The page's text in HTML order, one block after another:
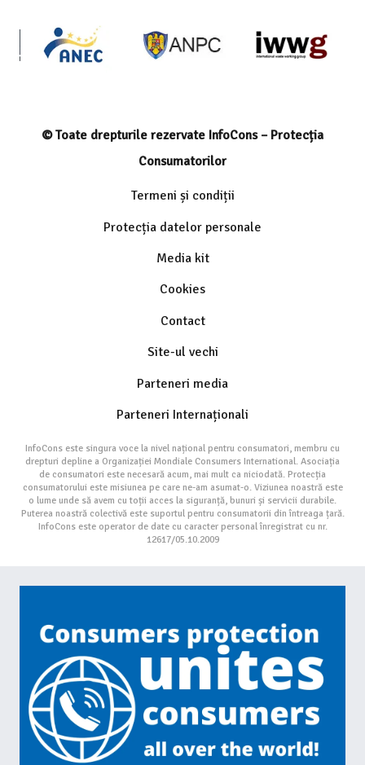
© Toate drepturile rezervate InfoCons – Protecția
Consumatorilor
Termeni și condiții
Protecția datelor personale
Media kit
Cookies
Contact
Site-ul vechi
Parteneri media
Parteneri Internaționali
InfoCons este singura voce la nivel național pentru consumatori, membru cu
drepturi depline a Organizației Mondiale Consumers International. Asociația
de consumatori este necesară acum, mai mult ca niciodată. Protecția
consumatorului este misiunea pe care ne-am asumat-o. Viziunea noastră este
o lume unde să avem cu toții acces la siguranță, bunuri și servicii durabile.
Puterea noastră colectivă este suportul pentru consumatorii din întreaga țară.
InfoCons este operator de date cu caracter personal înregistrat cu nr.
12617/05.10.2009